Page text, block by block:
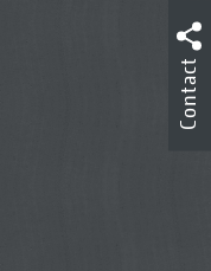
Contact